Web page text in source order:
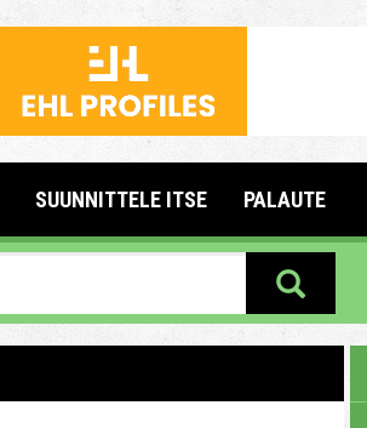
SUUNNITTELE ITSE PALAUTE